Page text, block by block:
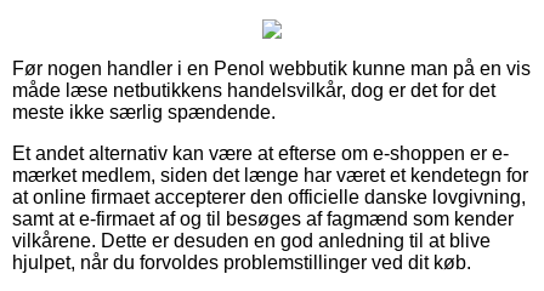
Før nogen handler i en Penol webbutik kunne man på en vis
måde læse netbutikkens handelsvilkår, dog er det for det
meste ikke særlig spændende.
Et andet alternativ kan være at efterse om e-shoppen er e-
mærket medlem, siden det længe har været et kendetegn for
at online firmaet accepterer den officielle danske lovgivning,
samt at e-firmaet af og til besøges af fagmænd som kender
vilkårene. Dette er desuden en god anledning til at blive
hjulpet, når du forvoldes problemstillinger ved dit køb.